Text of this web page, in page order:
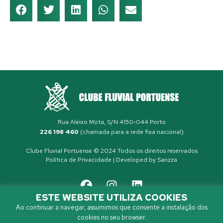
Rua Aleixo Mota, S/N 4150-044 Porto
226 198 460 (chamada para a rede fixa nacional)
Clube Fluvial Portuense © 2024 Todos os direitos reservados
Política de Privacidade | Developed by Sanzza
ESTE WEBSITE UTILIZA COOKIES
Ao continuar a navegar, assumimos que consente a instalação dos
cookies no seu browser.